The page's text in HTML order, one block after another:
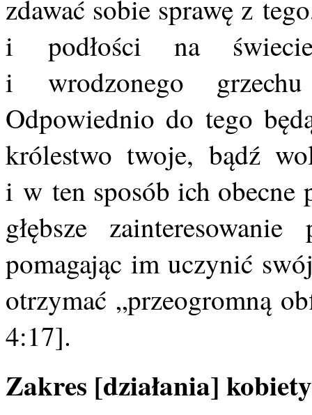
zdawać sobie sprawę z
i podłości na
i wrodzonego
Odpowiednio do tego
królestwo twoje, bądź
i w ten sposób ich
głębsze zainteresowanie
pomagając im uczynić
otrzymać „przeogromną
4:17].
Zakres [działania]